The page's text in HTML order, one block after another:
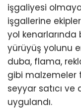
işgaliyesi
işgallerine
yol
yürüyüş yolunu
duba, flama,
gibi malzemeler
seyyar satıcı
uygulandı.